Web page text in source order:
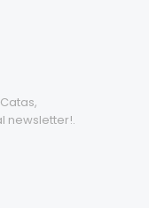
newsletter!.